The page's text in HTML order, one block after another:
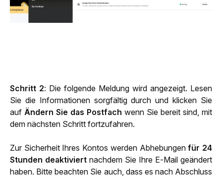
Schritt 2: Die folgende Meldung wird angezeigt. Lesen
Sie die Informationen sorgfältig durch und klicken Sie
auf Ändern Sie das Postfach wenn Sie bereit sind, mit
dem nächsten Schritt fortzufahren.
Zur Sicherheit Ihres Kontos werden Abhebungen für 24
Stunden deaktiviert nachdem Sie Ihre E-Mail geändert
haben. Bitte beachten Sie auch, dass es nach Abschluss